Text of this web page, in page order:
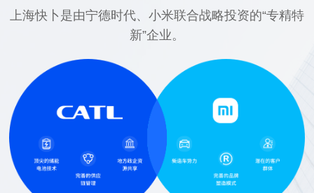
上海快卜是由宁德时代、小米联合战略投资的“专精特
新”企业。